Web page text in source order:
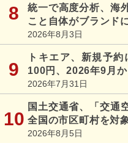
統一で高度分析、海
こと自体がブランド
2026年8月3日
トキエア、新規予
100円、2026年9月か
2026年7月31日
国土交通省、「交通
全国の市区町村を対
2026年8月5日